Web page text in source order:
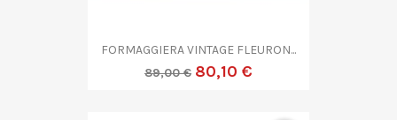
FORMAGGIERA VINTAGE FLEURON...
89,00 € 80,10 €